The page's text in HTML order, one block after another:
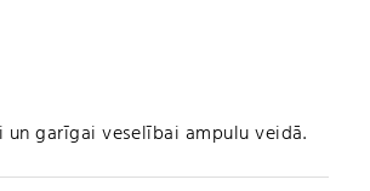
un garīgai veselībai ampulu veidā.